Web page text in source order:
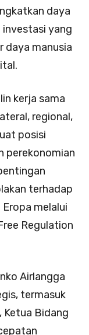
daya
yang
daya manusia
kerja sama
regional,
posisi
perekonomian
terhadap
melalui
Regulation
Airlangga
termasuk
Ketua Bidang